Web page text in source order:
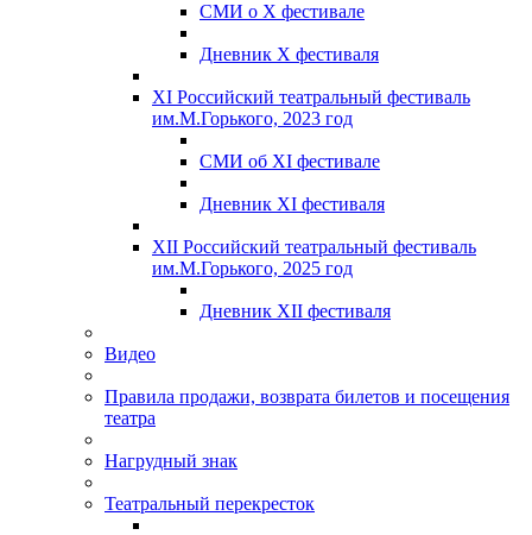
СМИ о X фестивале
Дневник X фестиваля
XI Российский театральный фестиваль
им.М.Горького, 2023 год
СМИ об XI фестивале
Дневник XI фестиваля
XII Российский театральный фестиваль
им.М.Горького, 2025 год
Дневник XII фестиваля
Видео
Правила продажи, возврата билетов и посещения
театра
Нагрудный знак
Театральный перекресток